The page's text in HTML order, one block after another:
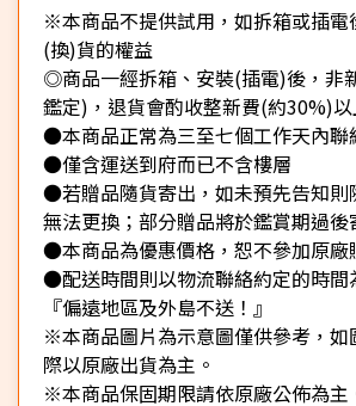
※本商品不提供試用，如拆箱或插電
(換)貨的權益
◎商品一經拆箱、安裝(插電)後，非
鑑定)，退貨會酌收整新費(約30%)以
●本商品正常為三至七個工作天內聯
●僅含運送到府而已不含樓層
●若贈品隨貨寄出，如未預先告知則
無法更換；部分贈品將於鑑賞期過後
●本商品為優惠價格，恕不參加原廠
●配送時間則以物流聯絡約定的時間
『偏遠地區及外島不送！』
※本商品圖片為示意圖僅供參考，如
際以原廠出貨為主。
※本商品保固期限請依原廠公佈為主